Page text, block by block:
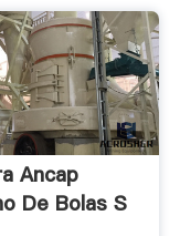
Ancap
De Bolas S